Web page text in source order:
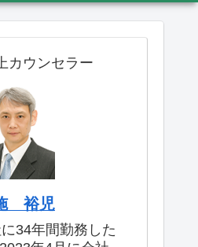
カウンセラー
裕児
34年間勤務した